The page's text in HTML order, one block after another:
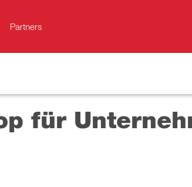
Partners
für